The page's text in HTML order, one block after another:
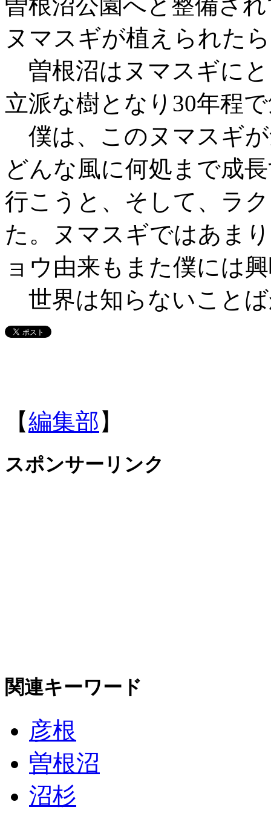
ヌマスギが植えられた
曽根沼はヌマスギに
立派な樹となり30年程
僕は、このヌマスギ
どんな風に何処まで成
行こうと、そして、ラ
た。ヌマスギではあま
ョウ由来もまた僕には
世界は知らないこと
【編集部 】
スポンサーリンク
関連キーワード
彦根
曽根沼
沼杉